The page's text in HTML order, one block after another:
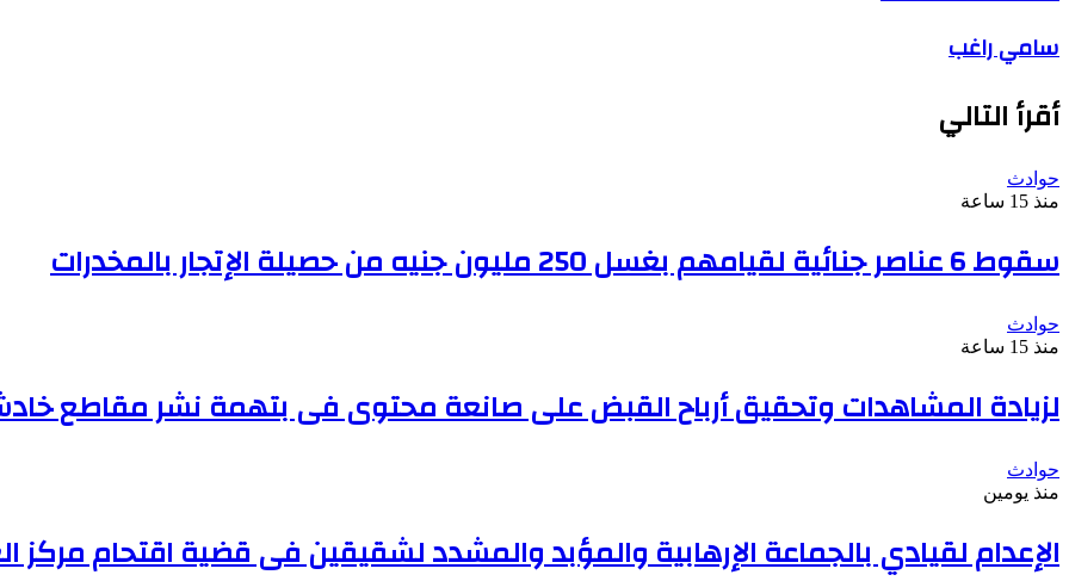
سامي راغب
أقرأ التالي
حوادث
منذ 15 ساعة
سقوط 6 عناصر جنائية لقيامهم بغسل 250 مليون جنيه من حصيلة الإتجار بالمخدرات
حوادث
منذ 15 ساعة
لزيادة المشاهدات وتحقيق أرباح القبض على صانعة محتوى فى بتهمة نشر مقاطع
حوادث
منذ يومين
الإعدام لقيادي بالجماعة الإرهابية والمؤبد والمشدد لشقيقين فى قضية اقتحام مركز